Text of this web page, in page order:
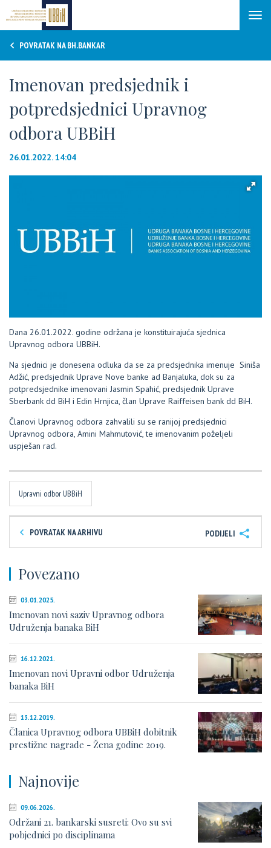
POVRATAK NA BH.BANKAR
Imenovan predsjednik i
potpredsjednici Upravnog
odbora UBBiH
26.01.2022. 14:04
Dana 26.01.2022. godine održana je konstituirajuća sjednica
Upravnog odbora UBBiH.
Na sjednici je donesena odluka da se za predsjednika imenuje Siniša
Adžić, predsjednik Uprave Nove banke ad Banjaluka, dok su za
potpredsjednike imenovani Jasmin Spahić, predsjednik Uprave
Sberbank dd BiH i Edin Hrnjica, član Uprave Raiffeisen bank dd BiH.
Članovi Upravnog odbora zahvalili su se ranijoj predsjednici
Upravnog odbora, Amini Mahmutović, te imenovanim poželjeli
uspješan rad.
Upravni odbor UBBiH
POVRATAK NA ARHIVU PODIJELI
Povezano
03.01.2025.
Imenovan novi saziv Upravnog odbora
Udruženja banaka BiH
16.12.2021.
Imenovan novi Upravni odbor Udruženja
banaka BiH
13.12.2019.
Članica Upravnog odbora UBBiH dobitnik
prestižne nagrade - Žena godine 2019.
Najnovije
09.06.2026.
Održani 21. bankarski susreti: Ovo su svi
pobjednici po disciplinama